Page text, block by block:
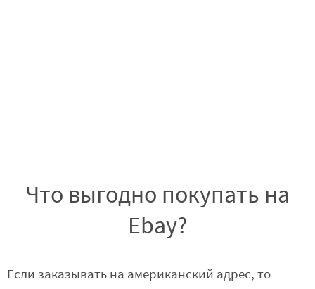
Что выгодно покупать на
Ebay?
Если заказывать на американский адрес, то